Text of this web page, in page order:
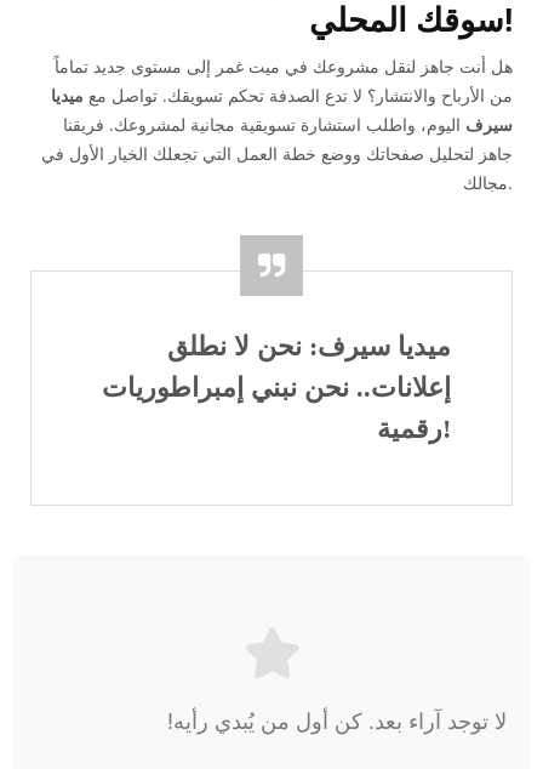
سوقك المحلي!
هل أنت جاهز لنقل مشروعك في ميت غمر إلى مستوى جديد تماماً
من الأرباح والانتشار؟ لا تدع الصدفة تحكم تسويقك. تواصل مع ميديا
سيرف اليوم، واطلب استشارة تسويقية مجانية لمشروعك. فريقنا
جاهز لتحليل صفحاتك ووضع خطة العمل التي تجعلك الخيار الأول في
مجالك.
ميديا سيرف: نحن لا نطلق
إعلانات.. نحن نبني إمبراطوريات
رقمية!
لا توجد آراء بعد. كن أول من يُبدي رأيه!